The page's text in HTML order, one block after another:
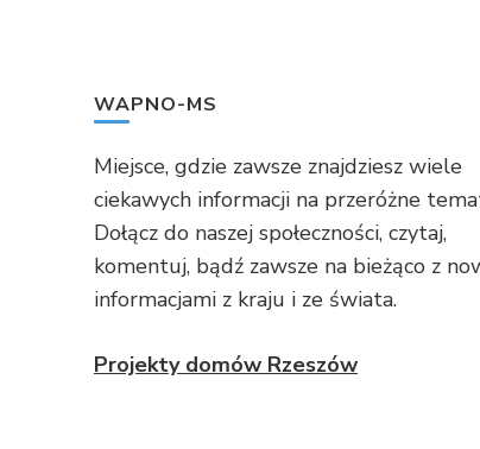
WAPNO-MS
Miejsce, gdzie zawsze znajdziesz wiele
ciekawych informacji na przeróżne
Dołącz do naszej społeczności, czytaj,
komentuj, bądź zawsze na bieżąco z
informacjami z kraju i ze świata.
Projekty domów Rzeszów